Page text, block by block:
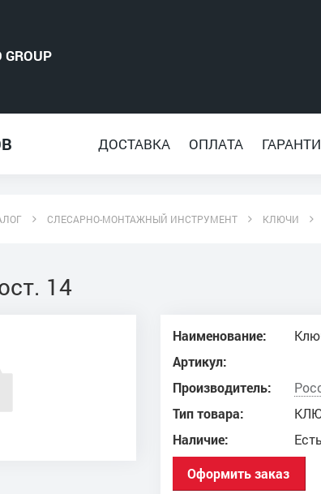
ДОСТАВКА ОПЛАТА
СЛЕСАРНО-МОНТАЖНЫЙ ИНСТРУМЕНТ КЛЮЧИ
14
Наименование:
Артикул:
Производитель:
Тип товара:
Наличие:
Оформить заказ